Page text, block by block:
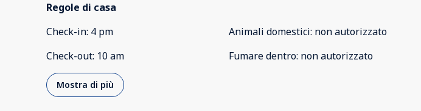
Regole di casa
Check-in: 4 pm
Check-out: 10 am
Animali domestici: non autorizzato
Fumare dentro: non autorizzato
Mostra di più